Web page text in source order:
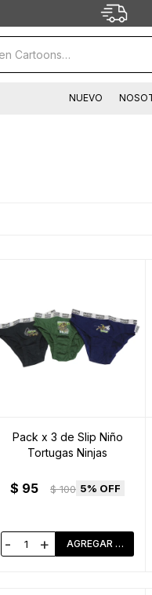
NUEVO
Pack x 3 de Slip Niño
Tortugas Ninjas
$ 95 $ 100 5
- +